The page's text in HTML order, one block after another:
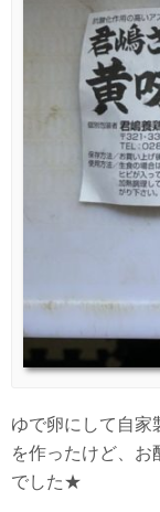
ゆで卵にして自家
を作ったけど、お
でした★